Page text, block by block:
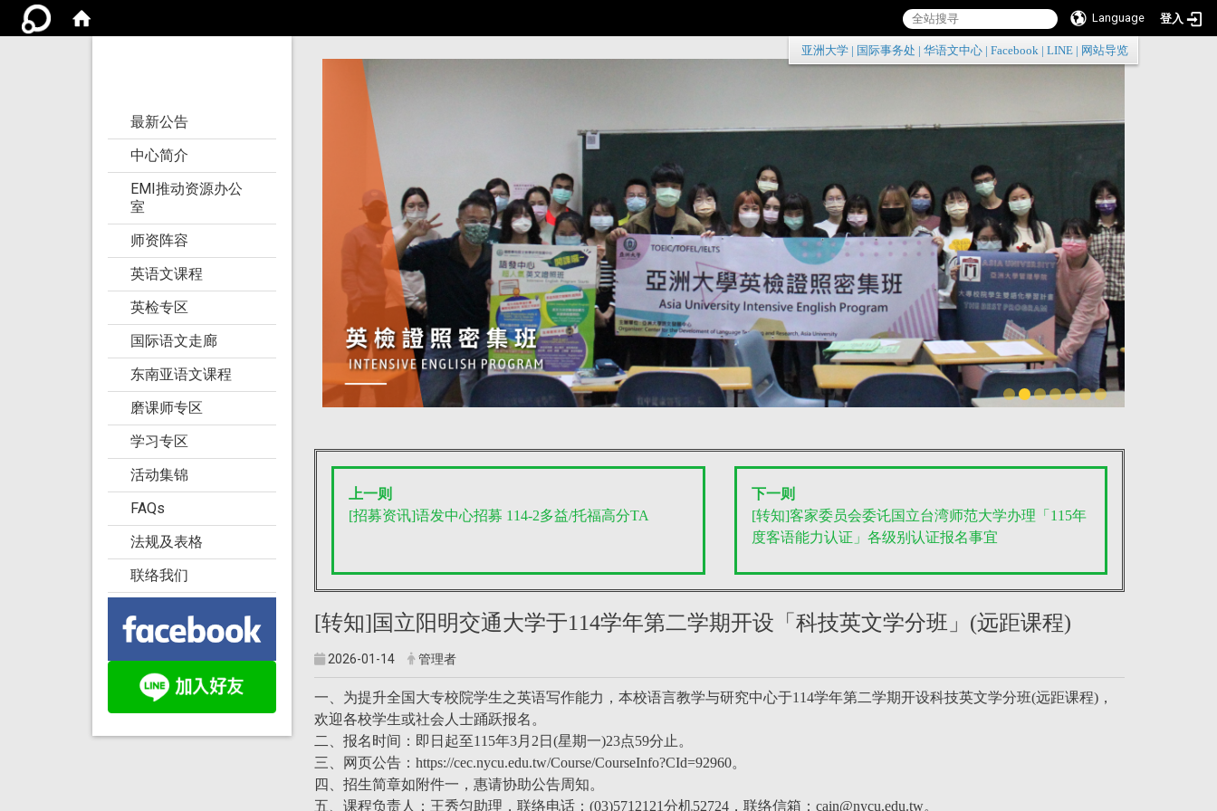
Language 登入
:::
亚洲大学 国际事务处 华语文中心 Facebook LINE 网站导览
最新公告
中心简介
EMI推动资源办公
室
师资阵容
英语文课程
英检专区
国际语文走廊
东南亚语文课程
磨课师专区
学习专区
活动集锦
FAQs
法规及表格
联络我们
上一则
[招募资讯]语发中心招募 114-2多益/托福高分TA
下一则
[转知]客家委员会委讬国立台湾师范大学办理「115年
度客语能力认证」各级别认证报名事宜
[转知]国立阳明交通大学于114学年第二学期开设「科技英文学分班」(远距课程)
2026-01-14 管理者
一、为提升全国大专校院学生之英语写作能力，本校语言教学与研究中心于114学年第二学期开设科技英文学分班(远距课程)，
欢迎各校学生或社会人士踊跃报名。
二、报名时间：即日起至115年3月2日(星期一)23点59分止。
三、网页公告：https://cec.nycu.edu.tw/Course/CourseInfo?CId=92960。
四、招生简章如附件一，惠请协助公告周知。
五、课程负责人：王秀匀助理，联络电话：(03)5712121分机52724，联络信箱：cain@nycu.edu.tw。